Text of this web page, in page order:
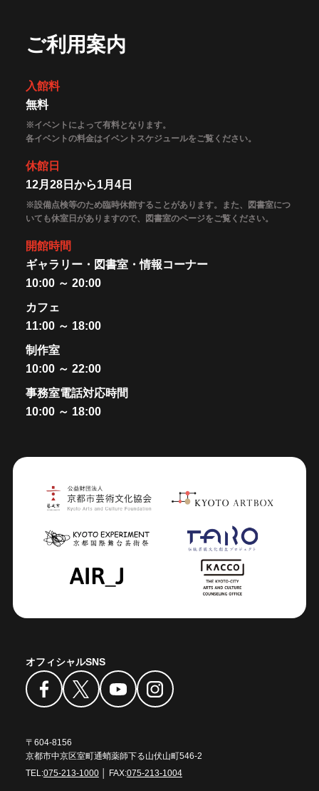
ご利用案内
入館料
無料
※イベントによって有料となります。
各イベントの料金はイベントスケジュールをご覧ください。
休館日
12月28日から1月4日
※設備点検等のため臨時休館することがあります。また、図書室につ
いても休室日がありますので、図書室のページをご覧ください。
開館時間
ギャラリー・図書室・情報コーナー
10:00 ～ 20:00
カフェ
11:00 ～ 18:00
制作室
10:00 ～ 22:00
事務室電話対応時間
10:00 ～ 18:00
オフィシャルSNS
〒604-8156
京都市中京区室町通蛸薬師下る山伏山町546-2
TEL:075-213-1000│ FAX:075-213-1004